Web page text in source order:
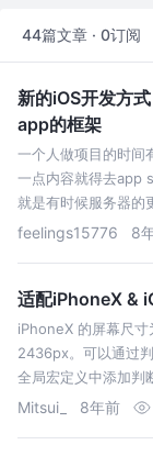
44篇文章 · 0订阅
新的iOS开发方
app的框架
一个人做项目的时间
一点内容就得去app
就是有时候服务器的
入ReactNative，但
feelings15776 8
适配iPhoneX &
iPhoneX 的屏幕尺
2436px。可以通过
全局宏定义中添加判
模拟器运行现有 app
Mitsui_ 8年前